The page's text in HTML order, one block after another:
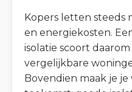
Kopers letten steeds
en energiekosten.
isolatie scoort
vergelijkbare
Bovendien maak je